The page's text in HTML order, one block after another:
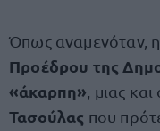
Όπως αναμενόταν, η
Προέδρου της
«άκαρπη» , μιας
Τασούλας που